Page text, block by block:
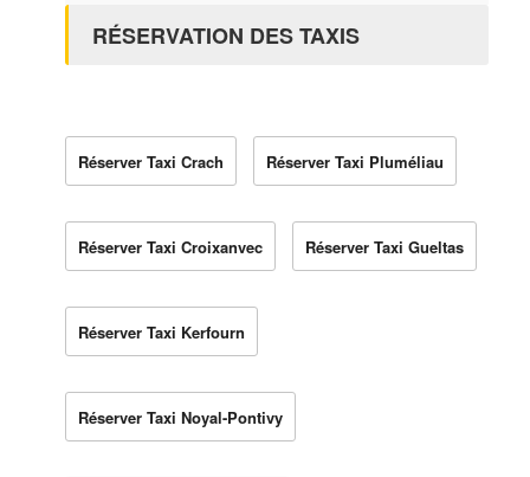
RÉSERVATION DES TAXIS
Réserver Taxi Crach Réserver Taxi Pluméliau
Réserver Taxi Croixanvec Réserver Taxi Gueltas
Réserver Taxi Kerfourn
Réserver Taxi Noyal-Pontivy